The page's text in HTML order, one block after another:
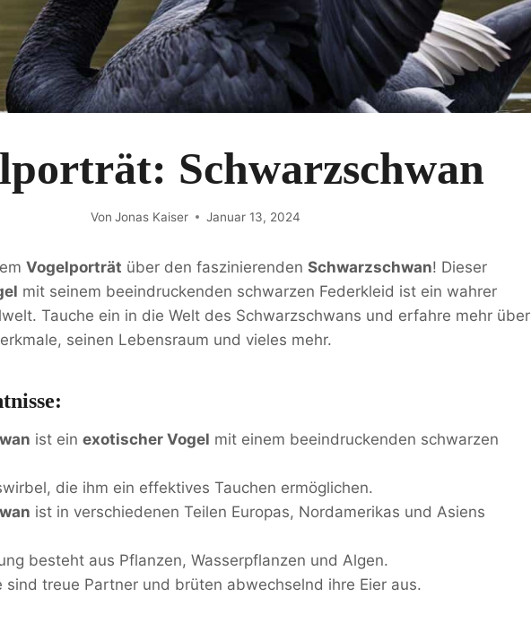
Schwarzschwan
Von Jonas Kaiser Januar 13, 2024
Vogelporträt über den faszinierenden Schwarzschwan! Dieser
mit seinem beeindruckenden schwarzen Federkleid ist ein wahrer
Tauche ein in die Welt des Schwarzschwans und erfahre mehr über
seinen Lebensraum und vieles mehr.
ist ein exotischer Vogel mit einem beeindruckenden schwarzen
die ihm ein effektives Tauchen ermöglichen.
ist in verschiedenen Teilen Europas, Nordamerikas und Asiens
besteht aus Pflanzen, Wasserpflanzen und Algen.
sind treue Partner und brüten abwechselnd ihre Eier aus.